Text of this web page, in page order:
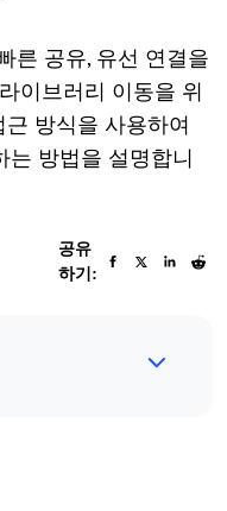
른 공유, 유선 연결을
이브러리 이동을 위
방식을 사용하여
는 방법을 설명합니
공유
하기: